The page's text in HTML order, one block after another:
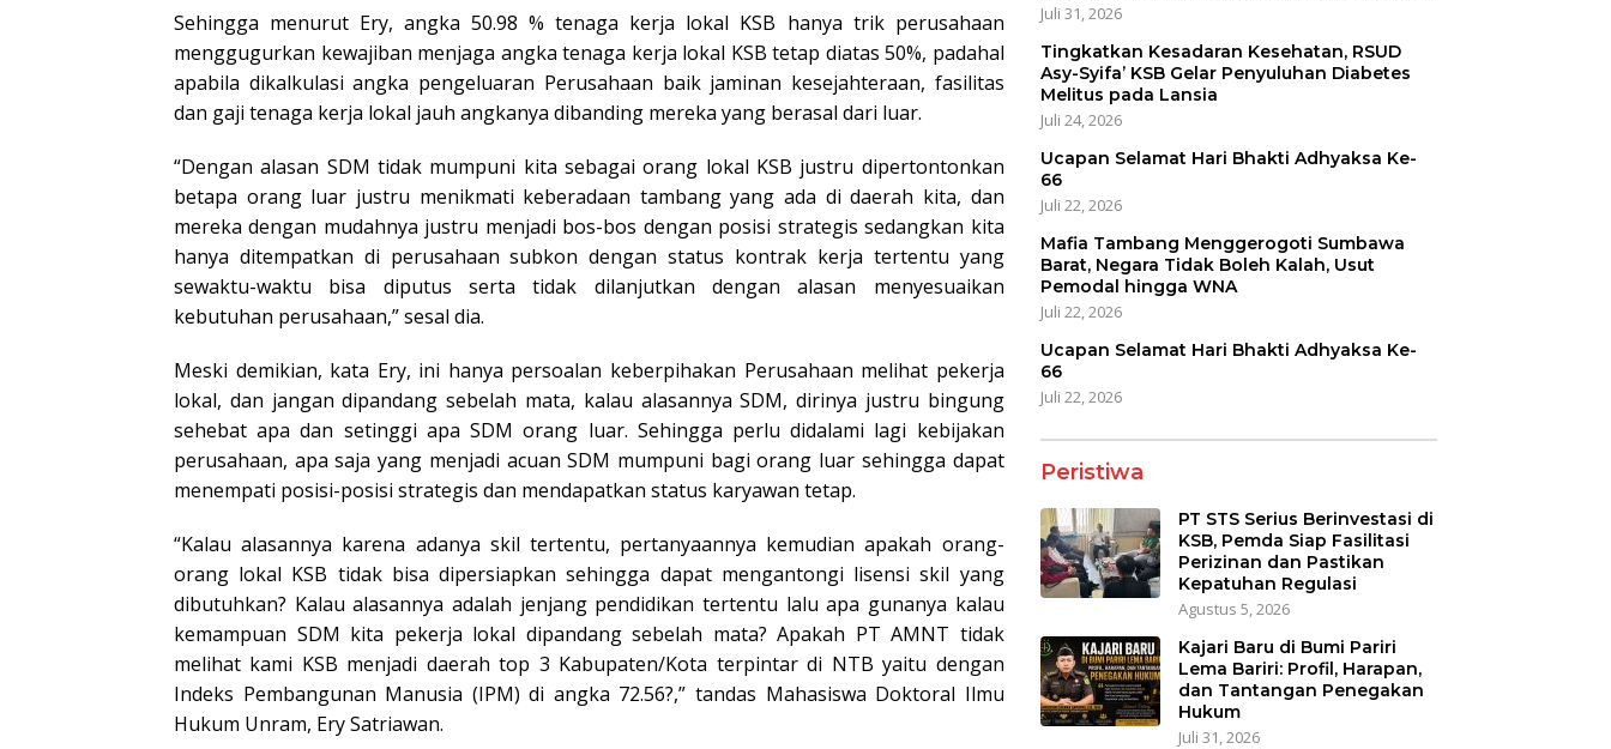
Sehingga menurut Ery, angka 50.98 % tenaga kerja lokal KSB hanya trik perusahaan
menggugurkan kewajiban menjaga angka tenaga kerja lokal KSB tetap diatas 50%, padahal
apabila dikalkulasi angka pengeluaran Perusahaan baik jaminan kesejahteraan, fasilitas
dan gaji tenaga kerja lokal jauh angkanya dibanding mereka yang berasal dari luar.
“Dengan alasan SDM tidak mumpuni kita sebagai orang lokal KSB justru dipertontonkan
betapa orang luar justru menikmati keberadaan tambang yang ada di daerah kita, dan
mereka dengan mudahnya justru menjadi bos-bos dengan posisi strategis sedangkan kita
hanya ditempatkan di perusahaan subkon dengan status kontrak kerja tertentu yang
sewaktu-waktu bisa diputus serta tidak dilanjutkan dengan alasan menyesuaikan
kebutuhan perusahaan,” sesal dia.
Meski demikian, kata Ery, ini hanya persoalan keberpihakan Perusahaan melihat pekerja
lokal, dan jangan dipandang sebelah mata, kalau alasannya SDM, dirinya justru bingung
sehebat apa dan setinggi apa SDM orang luar. Sehingga perlu didalami lagi kebijakan
perusahaan, apa saja yang menjadi acuan SDM mumpuni bagi orang luar sehingga dapat
menempati posisi-posisi strategis dan mendapatkan status karyawan tetap.
“Kalau alasannya karena adanya skil tertentu, pertanyaannya kemudian apakah orang-
orang lokal KSB tidak bisa dipersiapkan sehingga dapat mengantongi lisensi skil yang
dibutuhkan? Kalau alasannya adalah jenjang pendidikan tertentu lalu apa gunanya kalau
kemampuan SDM kita pekerja lokal dipandang sebelah mata? Apakah PT AMNT tidak
melihat kami KSB menjadi daerah top 3 Kabupaten/Kota terpintar di NTB yaitu dengan
Indeks Pembangunan Manusia (IPM) di angka 72.56?,” tandas Mahasiswa Doktoral Ilmu
Hukum Unram, Ery Satriawan.
Juli 31, 2026
Tingkatkan Kesadaran Kesehatan, RSUD
Asy-Syifa’ KSB Gelar Penyuluhan Diabetes
Melitus pada Lansia
Juli 24, 2026
Ucapan Selamat Hari Bhakti Adhyaksa Ke-
66
Juli 22, 2026
Mafia Tambang Menggerogoti Sumbawa
Barat, Negara Tidak Boleh Kalah, Usut
Pemodal hingga WNA
Juli 22, 2026
Ucapan Selamat Hari Bhakti Adhyaksa Ke-
66
Juli 22, 2026
Peristiwa
PT STS Serius Berinvestasi di
KSB, Pemda Siap Fasilitasi
Perizinan dan Pastikan
Kepatuhan Regulasi
Agustus 5, 2026
Kajari Baru di Bumi Pariri
Lema Bariri: Profil, Harapan,
dan Tantangan Penegakan
Hukum
Juli 31, 2026